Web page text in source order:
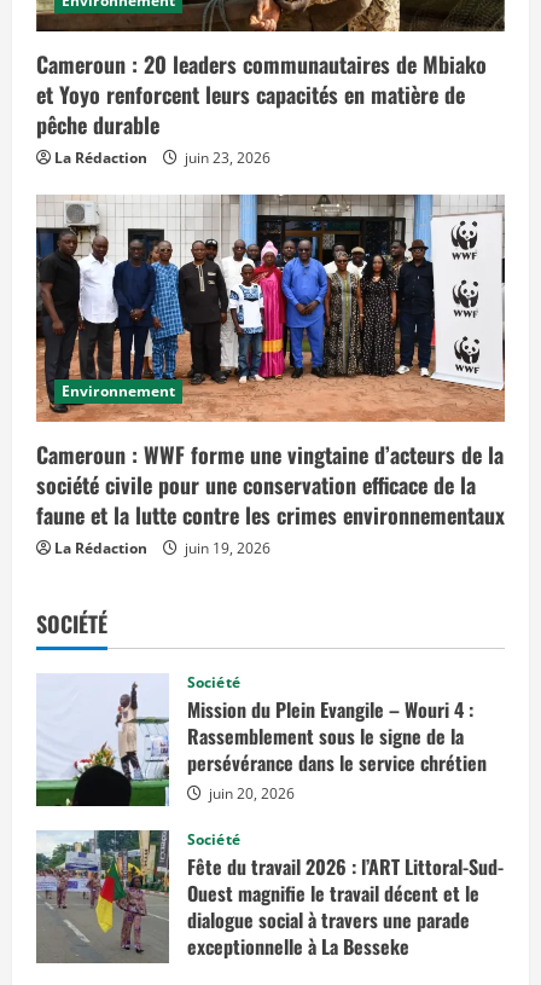
Cameroun : 20 leaders communautaires de Mbiako
et Yoyo renforcent leurs capacités en matière de
pêche durable
La Rédaction juin 23, 2026
Environnement
Cameroun : WWF forme une vingtaine d’acteurs de la
société civile pour une conservation efficace de la
faune et la lutte contre les crimes environnementaux
La Rédaction juin 19, 2026
SOCIÉTÉ
Société
Mission du Plein Evangile – Wouri 4 :
Rassemblement sous le signe de la
persévérance dans le service chrétien
juin 20, 2026
Société
Fête du travail 2026 : l’ART Littoral-Sud-
Ouest magnifie le travail décent et le
dialogue social à travers une parade
exceptionnelle à La Besseke